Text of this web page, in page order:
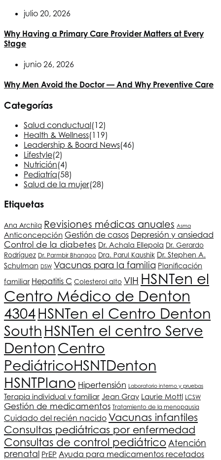
julio 20, 2026
Why Having a Primary Care Provider Matters at Every
Stage
junio 26, 2026
Why Men Avoid the Doctor — And Why Preventive Care
Categorías
Salud conductual(12)
Health & Wellness(119)
Leadership & Board News(46)
Lifestyle(2)
Nutrición(4)
Pediatría(58)
Salud de la mujer(28)
Etiquetas
Ana Archila Revisiones médicas anuales Asma
Anticoncepción Gestión de casos Depresión y ansiedad
Control de la diabetes Dr. Achala Ellepola Dr. Gerardo
Rodríguez Dr. Parmbir Bhangoo Dra. Parul Kaushik Dr. Stephen A.
Schulman DSW Vacunas para la familia Planificación
familiar Hepatitis C Colesterol alto VIH HSNTen el
Centro Médico de Denton
4304HSNTen el Centro Denton
South HSNTen el centro Serve
Denton Centro
PediátricoHSNTDenton
HSNTPlano Hipertensión Laboratorio interno y pruebas
Terapia individual y familiar Jean Gray Laurie Mottl LCSW
Gestión de medicamentos Tratamiento de la menopausia
Cuidado del recién nacido Vacunas infantiles
Consultas pediátricas por enfermedad
Consultas de control pediátrico Atención
prenatal PrEP Ayuda para medicamentos recetados